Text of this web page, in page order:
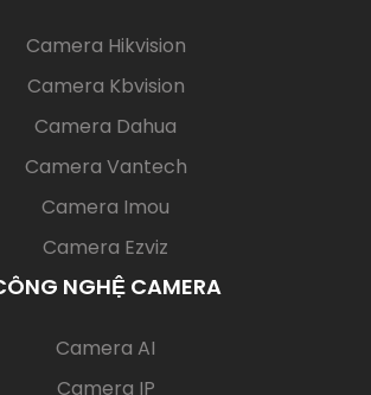
Camera Hikvision(current)
Camera Kbvision
Camera Dahua
Camera Vantech
Camera Imou
Camera Ezviz
NGHỆ CAMERA
Camera AI
Camera IP